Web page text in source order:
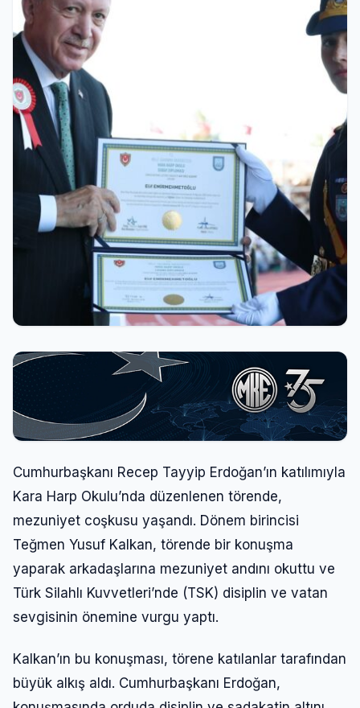
Cumhurbaşkanı Recep Tayyip Erdoğan’ın katılımıyla
Kara Harp Okulu’nda düzenlenen törende,
mezuniyet coşkusu yaşandı. Dönem birincisi
Teğmen Yusuf Kalkan, törende bir konuşma
yaparak arkadaşlarına mezuniyet andını okuttu ve
Türk Silahlı Kuvvetleri’nde (TSK) disiplin ve vatan
sevgisinin önemine vurgu yaptı.
Kalkan’ın bu konuşması, törene katılanlar tarafından
büyük alkış aldı. Cumhurbaşkanı Erdoğan,